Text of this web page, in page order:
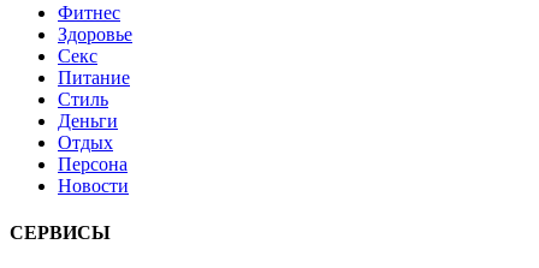
Фитнес
Здоровье
Секс
Питание
Стиль
Деньги
Отдых
Персона
Новости
СЕРВИСЫ